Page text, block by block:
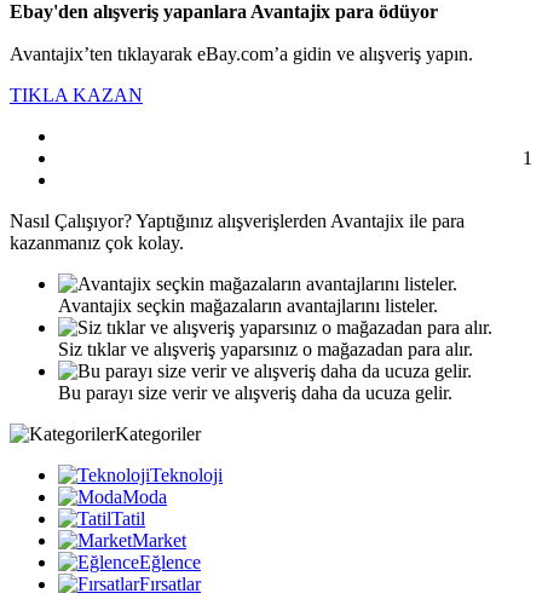
Ebay'den alışveriş yapanlara Avantajix para ödüyor
Avantajix’ten tıklayarak eBay.com’a gidin ve alışveriş yapın.
TIKLA KAZAN
1
Nasıl Çalışıyor?Yaptığınız alışverişlerden Avantajix ile para
kazanmanız çok kolay.
Avantajix seçkin mağazaların avantajlarını listeler.
Siz tıklar ve alışveriş yaparsınız o mağazadan para alır.
Bu parayı size verir ve alışveriş daha da ucuza gelir.
Kategoriler
Teknoloji
Moda
Tatil
Market
Eğlence
Fırsatlar